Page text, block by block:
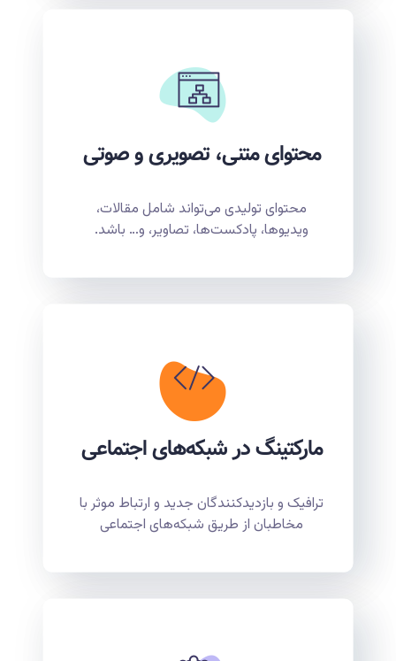
محتوای متنی، تصویری و صوتی
محتوای تولیدی می‌تواند شامل مقالات،
ویدیوها، پادکست‌ها، تصاویر، و… باشد.
مارکتینگ در شبکه‌های اجتماعی
ترافیک و بازدیدکنندگان جدید و ارتباط موثر با
مخاطبان از طریق شبکه‌های اجتماعی